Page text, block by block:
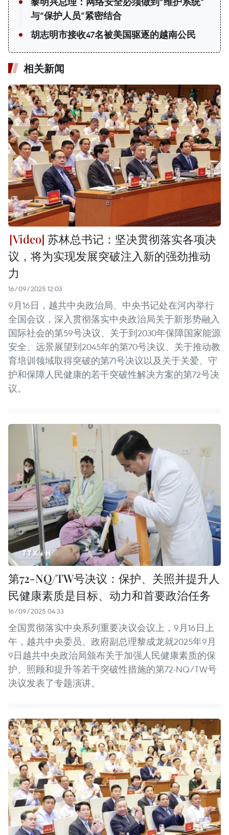
与“保护人员”紧密结合
胡志明市接收47名被美国驱逐的越南公民
相关新闻
苏林总书记：坚决贯彻落实各项决
议，将为实现发展突破注入新的强劲推动
力
16/09/2025 12:03
9月16日，越共中央政治局、中央书记处在河内举行
全国会议，深入贯彻落实中央政治局关于新形势融入
国际社会的第59号决议、关于到2030年保障国家能源
安全、远景展望到2045年的第70号决议、关于推动教
育培训领域取得突破的第71号决议以及关于关爱、守
护和保障人民健康的若干突破性解决方案的第72号决
议。
第72-NQ/TW号决议：保护、关照并提升人
民健康素质是目标、动力和首要政治任务
16/09/2025 04:33
全国贯彻落实中央系列重要决议会议上，9月16日上
午，越共中央委员、政府副总理黎成龙就2025年9月
9日越共中央政治局颁布关于加强人民健康素质的保
护、照顾和提升等若干突破性措施的第72-NQ/TW号
决议发表了专题演讲。